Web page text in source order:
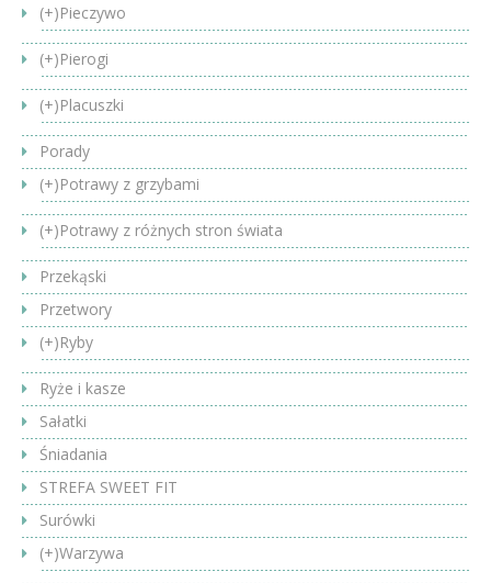
(+)Pieczywo
(+)Pierogi
(+)Placuszki
Porady
(+)Potrawy z grzybami
(+)Potrawy z różnych stron świata
Przekąski
Przetwory
(+)Ryby
Ryże i kasze
Sałatki
Śniadania
STREFA SWEET FIT
Surówki
(+)Warzywa